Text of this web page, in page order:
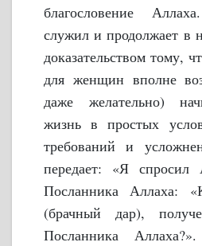
благословение
служил и продолжает в
доказательством тому,
для женщин вполне
даже желательно)
жизнь в простых
требований и
передает: «Я спросил
Посланника Аллаха:
(брачный дар),
Посланника